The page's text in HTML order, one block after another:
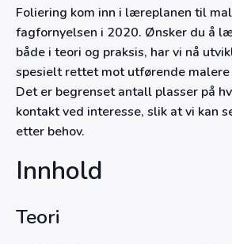
Foliering kom inn i læreplanen til
fagfornyelsen i 2020. Ønsker du å
både i teori og praksis, har vi nå
spesielt rettet mot utførende
Det er begrenset antall plasser på
kontakt ved interesse, slik at vi kan
etter behov.
Innhold
Teori